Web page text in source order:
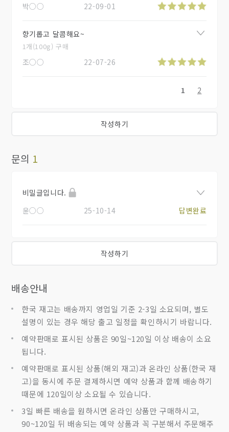
박○○ 22-09-01
향기롭고 달콤해요~
1개(100g) 구매
조○○ 22-07-26
1 2
작성하기
문의 1
비밀글입니다.
윤○○
25-10-14 답변완료
작성하기
배송안내
한국 재고는 배송까지 영업일 기준 2-3일 소요되며, 별도
설명이 있는 경우 해당 출고 일정을 확인하시기 바랍니다.
예약판매로 표시된 상품은 90일~120일 이상 배송이 소요
됩니다.
예약판매로 표시된 상품(해외 재고)과 온라인 상품(한국 재
고)을 동시에 주문 결제하시면 예약 상품과 함께 배송하기
때문에 120일이상 소요될 수 있습니다.
3일 빠른 배송을 원하시면 온라인 상품만 구매하시고,
90~120일 뒤 배송되는 예약 상품과 꼭 구분해서 주문해주